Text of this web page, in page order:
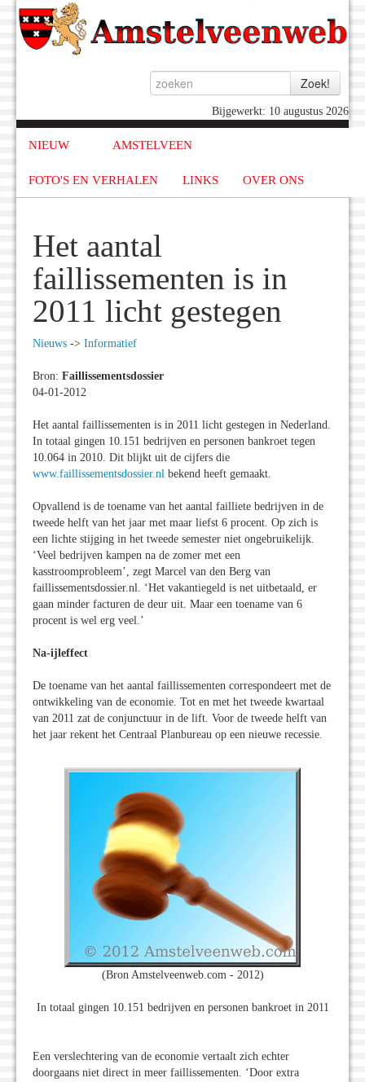
Bijgewerkt: 10 augustus 2026
NIEUW AMSTELVEEN
FOTO'S EN VERHALEN LINKS OVER ONS
Het aantal
faillissementen is in
2011 licht gestegen
Nieuws -> Informatief
Bron: Faillissementsdossier
04-01-2012
Het aantal faillissementen is in 2011 licht gestegen in Nederland.
In totaal gingen 10.151 bedrijven en personen bankroet tegen
10.064 in 2010. Dit blijkt uit de cijfers die
www.faillissementsdossier.nl bekend heeft gemaakt.
Opvallend is de toename van het aantal failliete bedrijven in de
tweede helft van het jaar met maar liefst 6 procent. Op zich is
een lichte stijging in het tweede semester niet ongebruikelijk.
‘Veel bedrijven kampen na de zomer met een
kasstroomprobleem’, zegt Marcel van den Berg van
faillissementsdossier.nl. ‘Het vakantiegeld is net uitbetaald, er
gaan minder facturen de deur uit. Maar een toename van 6
procent is wel erg veel.’
Na-ijleffect
De toename van het aantal faillissementen correspondeert met de
ontwikkeling van de economie. Tot en met het tweede kwartaal
van 2011 zat de conjunctuur in de lift. Voor de tweede helft van
het jaar rekent het Centraal Planbureau op een nieuwe recessie.
(Bron Amstelveenweb.com - 2012)
In totaal gingen 10.151 bedrijven en personen bankroet in 2011
Een verslechtering van de economie vertaalt zich echter
doorgaans niet direct in meer faillissementen. ‘Door extra